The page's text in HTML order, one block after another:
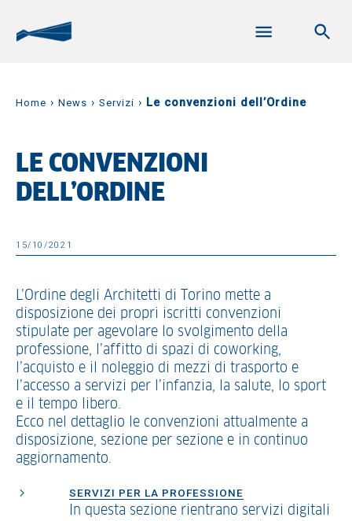
Home › News › Servizi › Le convenzioni dell’Ordine
LE CONVENZIONI
DELL’ORDINE
15/10/2021
L’Ordine degli Architetti di Torino mette a
disposizione dei propri iscritti convenzioni
stipulate per agevolare lo svolgimento della
professione, l’affitto di spazi di coworking,
l’acquisto e il noleggio di mezzi di trasporto e
l’accesso a servizi per l’infanzia, la salute, lo sport
e il tempo libero.
Ecco nel dettaglio le convenzioni attualmente a
disposizione, sezione per sezione e in continuo
aggiornamento.
SERVIZI PER LA PROFESSIONE
In questa sezione rientrano servizi digitali